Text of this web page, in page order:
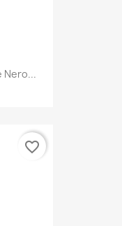
Nero...
favorite_border